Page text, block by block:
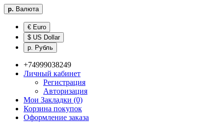
р. Валюта
€ Euro
$ US Dollar
р. Рубль
+74999038249
Личный кабинет
Регистрация
Авторизация
Мои Закладки (0)
Корзина покупок
Оформление заказа